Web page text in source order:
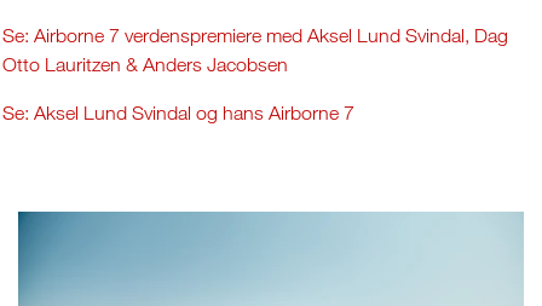
Se: Airborne 7 verdenspremiere med Aksel Lund Svindal, Dag
Otto Lauritzen & Anders Jacobsen
Se: Aksel Lund Svindal og hans Airborne 7